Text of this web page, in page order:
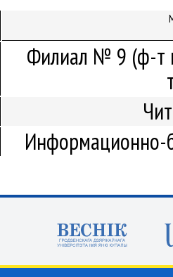
Филиал № 9 (ф-т
Информационно-